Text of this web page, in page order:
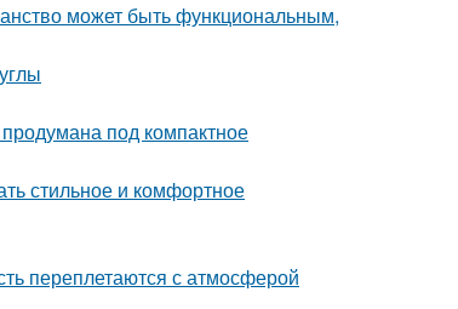
может быть функциональным,
продумана под компактное
стильное и комфортное
переплетаются с атмосферой